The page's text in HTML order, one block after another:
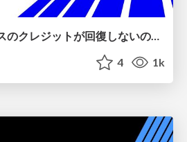
T系EC2インスタンスのクレジットが回復しないので困った話【DeNA TechCon 2023】
4 1k